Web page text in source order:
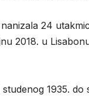
24
2018. u
1935. do